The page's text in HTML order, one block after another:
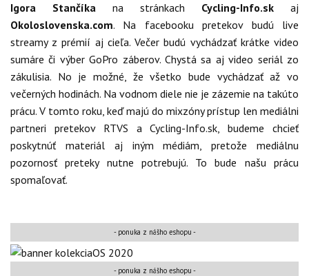
Igora Stančíka na stránkach Cycling-Info.sk aj
Okoloslovenska.com. Na facebooku pretekov budú live
streamy z prémií aj cieľa. Večer budú vychádzať krátke video
sumáre či výber GoPro záberov. Chystá sa aj video seriál zo
zákulisia. No je možné, že všetko bude vychádzať až vo
večerných hodinách. Na vodnom diele nie je zázemie na takúto
prácu. V tomto roku, keď majú do mixzóny prístup len mediálni
partneri pretekov RTVS a Cycling-Info.sk, budeme chcieť
poskytnúť materiál aj iným médiám, pretože mediálnu
pozornosť preteky nutne potrebujú. To bude našu prácu
spomaľovať.
- ponuka z nášho eshopu -
- ponuka z nášho eshopu -